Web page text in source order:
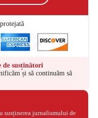
susținători
și să continuăm să
susținerea jurnalismului de